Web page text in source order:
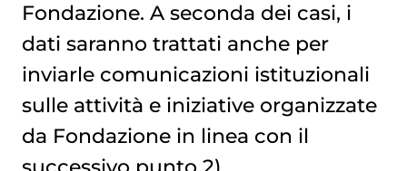
Fondazione. A seconda dei casi, i
dati saranno trattati anche per
inviarle comunicazioni istituzionali
sulle attività e iniziative organizzate
da Fondazione in linea con il